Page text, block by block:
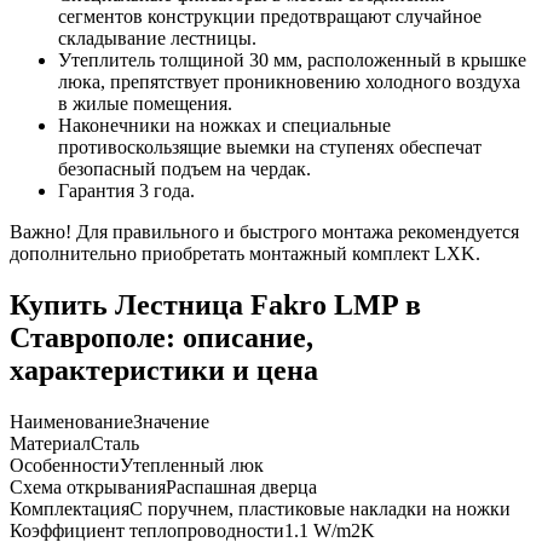
сегментов конструкции предотвращают случайное
складывание лестницы.
Утеплитель толщиной 30 мм, расположенный в крышке
люка, препятствует проникновению холодного воздуха
в жилые помещения.
Наконечники на ножках и специальные
противоскользящие выемки на ступенях обеспечат
безопасный подъем на чердак.
Гарантия 3 года.
Важно! Для правильного и быстрого монтажа рекомендуется
дополнительно приобретать монтажный комплект LXK.
Купить Лестница Fakro LMP в
Ставрополе: описание,
характеристики и цена
НаименованиеЗначение
МатериалСталь
ОсобенностиУтепленный люк
Схема открыванияРаспашная дверца
КомплектацияС поручнем, пластиковые накладки на ножки
Коэффициент теплопроводности1.1 W/m2K